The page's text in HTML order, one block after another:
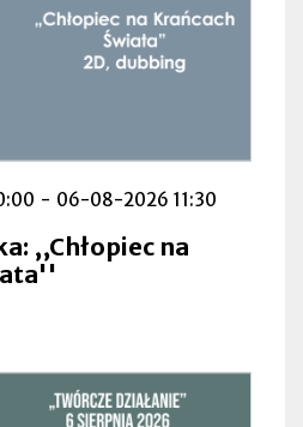
- 06-08-2026 11:30
,,Chłopiec na